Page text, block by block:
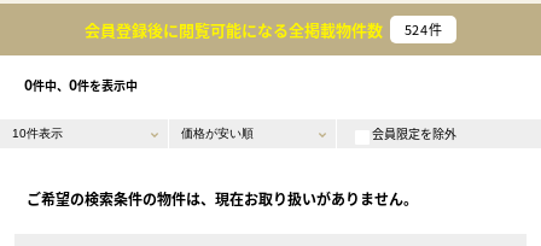
会員登録後に閲覧可能になる全掲載物件数 524件
0件中、 0件を表示中
会員限定を除外
ご希望の検索条件の物件は、現在お取り扱いがありません。